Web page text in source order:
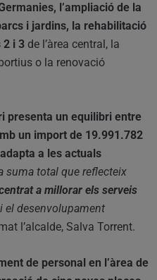
l’ampliació de la
i jardins, la rehabilitació
2 i 3 de l’àrea central, la
o la renovació
presenta un equilibri entre
un import de 19.991.782
a les actuals
suma total que reflecteix
a millorar els serveis
el desenvolupament
l’alcalde, Salva Torrent.
de personal en l’àrea de